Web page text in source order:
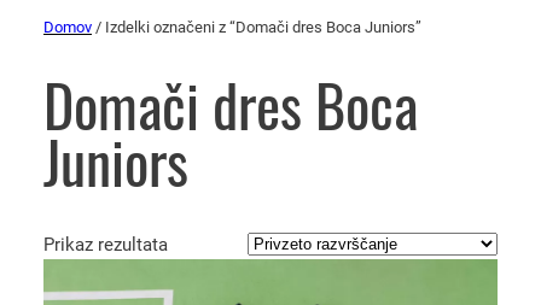
Domov / Izdelki označeni z “Domači dres Boca Juniors”
Domači dres Boca
Juniors
Prikaz rezultata